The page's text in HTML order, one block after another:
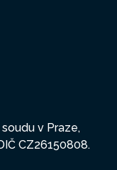
v Praze,
CZ26150808.